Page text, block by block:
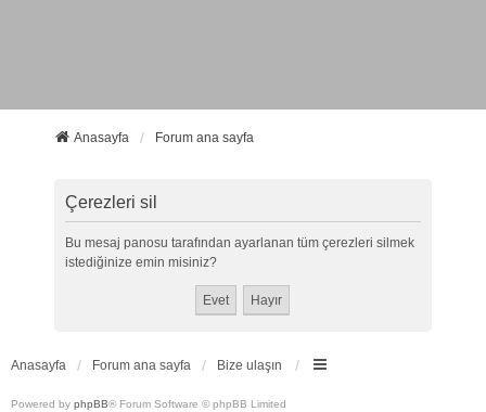
Anasayfa Forum ana sayfa
Çerezleri sil
Bu mesaj panosu tarafından ayarlanan tüm çerezleri silmek
istediğinize emin misiniz?
Anasayfa Forum ana sayfa Bize ulaşın
Powered by phpBB® Forum Software © phpBB Limited